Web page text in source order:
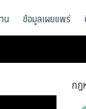
น ข้อมูลเผยแพร่
กฎ